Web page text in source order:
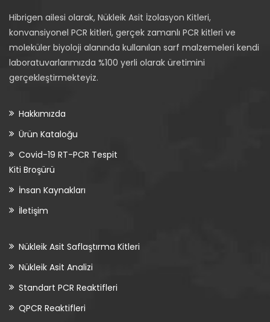
Hibrigen ailesi olarak, Nükleik Asit İzolasyon Kitleri,
konvansiyonel PCR kitleri, gerçek zamanlı PCR kitleri ve
moleküler biyoloji alanında kullanılan sarf malzemeleri kendi
laboratuvarlarımızda %100 yerli olarak üretimini
gerçekleştirmekteyiz.
Hakkımızda
Ürün Kataloğu
Covid-19 RT-PCR Tespit
Kiti Broşürü
İnsan Kaynakları
İletişim
Nükleik Asit Saflaştırma Kitleri
Nükleik Asit Analizi
Standart PCR Reaktifleri
QPCR Reaktifleri